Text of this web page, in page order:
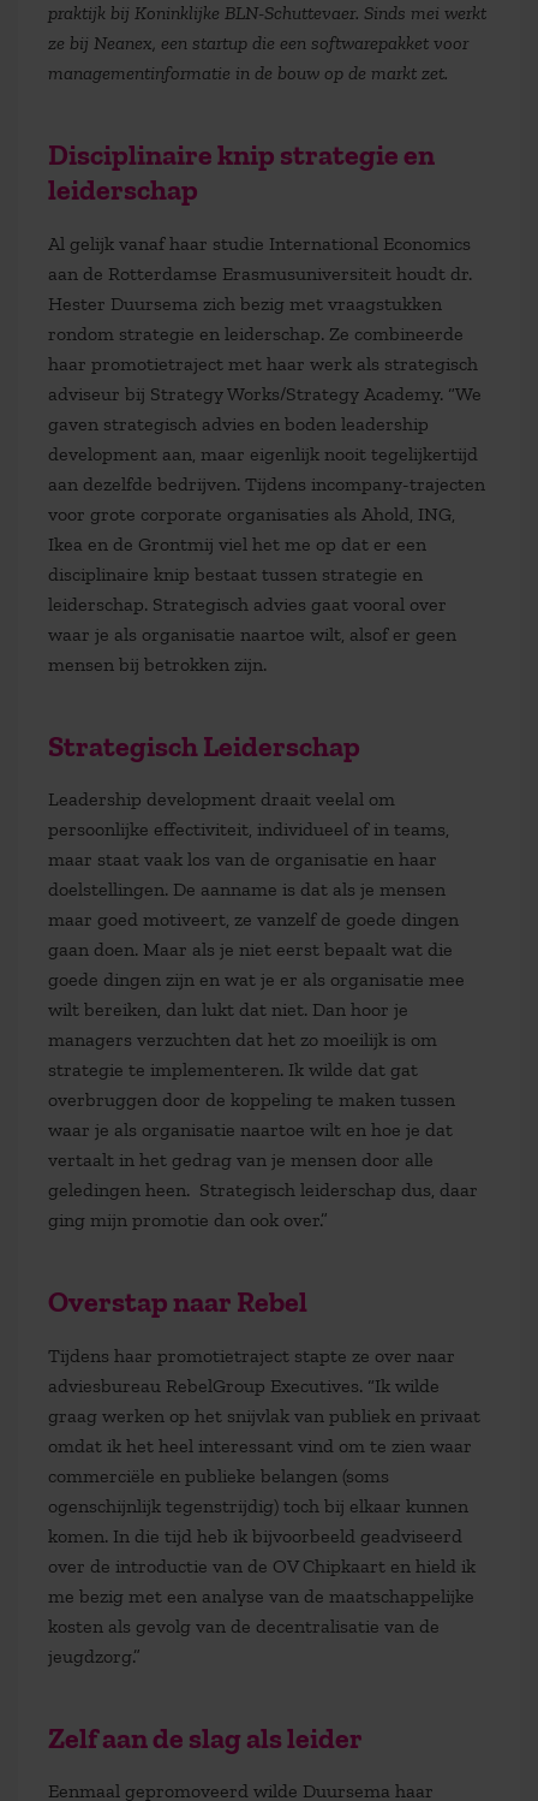
praktijk bij Koninklijke BLN-Schuttevaer. Sinds mei werkt
ze bij Neanex, een startup die een softwarepakket voor
managementinformatie in de bouw op de markt zet.
Disciplinaire knip strategie en
leiderschap
Al gelijk vanaf haar studie International Economics
aan de Rotterdamse Erasmusuniversiteit houdt dr.
Hester Duursema zich bezig met vraagstukken
rondom strategie en leiderschap. Ze combineerde
haar promotietraject met haar werk als strategisch
adviseur bij Strategy Works/Strategy Academy. “We
gaven strategisch advies en boden leadership
development aan, maar eigenlijk nooit tegelijkertijd
aan dezelfde bedrijven. Tijdens incompany-trajecten
voor grote corporate organisaties als Ahold, ING,
Ikea en de Grontmij viel het me op dat er een
disciplinaire knip bestaat tussen strategie en
leiderschap. Strategisch advies gaat vooral over
waar je als organisatie naartoe wilt, alsof er geen
mensen bij betrokken zijn.
Strategisch Leiderschap
Leadership development draait veelal om
persoonlijke effectiviteit, individueel of in teams,
maar staat vaak los van de organisatie en haar
doelstellingen. De aanname is dat als je mensen
maar goed motiveert, ze vanzelf de goede dingen
gaan doen. Maar als je niet eerst bepaalt wat die
goede dingen zijn en wat je er als organisatie mee
wilt bereiken, dan lukt dat niet. Dan hoor je
managers verzuchten dat het zo moeilijk is om
strategie te implementeren. Ik wilde dat gat
overbruggen door de koppeling te maken tussen
waar je als organisatie naartoe wilt en hoe je dat
vertaalt in het gedrag van je mensen door alle
geledingen heen. Strategisch leiderschap dus, daar
ging mijn promotie dan ook over.”
Overstap naar Rebel
Tijdens haar promotietraject stapte ze over naar
adviesbureau RebelGroup Executives. “Ik wilde
graag werken op het snijvlak van publiek en privaat
omdat ik het heel interessant vind om te zien waar
commerciële en publieke belangen (soms
ogenschijnlijk tegenstrijdig) toch bij elkaar kunnen
komen. In die tijd heb ik bijvoorbeeld geadviseerd
over de introductie van de OV Chipkaart en hield ik
me bezig met een analyse van de maatschappelijke
kosten als gevolg van de decentralisatie van de
jeugdzorg.”
Zelf aan de slag als leider
Eenmaal gepromoveerd wilde Duursema haar